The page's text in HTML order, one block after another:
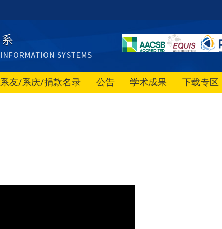
系友/系庆/捐款名录 公告 学术成果 下载专区